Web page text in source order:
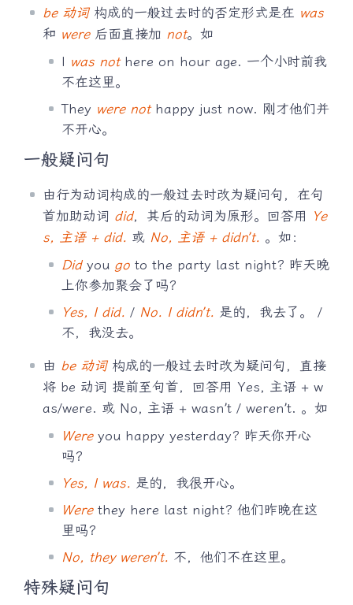
be 动词构成的一般过去时的否定形式是在 was
和 were后面直接加 not。如
I was nothere on hour age. 一个小时前我
不在这里。
They were nothappy just now. 刚才他们并
不开心。
一般疑问句
由行为动词构成的一般过去时改为疑问句，在句
首加助动词 did，其后的动词为原形。回答用 Ye
s, 主语 + did. 或 No, 主语 + didn’t. 。如：
Didyou go to the party last night? 昨天晚
上你参加聚会了吗？
Yes, I did. / No. I didn’t. 是的，我去了。 /
不，我没去。
由 be 动词构成的一般过去时改为疑问句，直接
将 be 动词 提前至句首，回答用 Yes, 主语 + w
as/were. 或 No, 主语 + wasn’t / weren’t. 。如
Wereyou happy yesterday? 昨天你开心
吗？
Yes, I was. 是的，我很开心。
Werethey here last night? 他们昨晚在这
里吗？
No, they weren’t. 不，他们不在这里。
特殊疑问句